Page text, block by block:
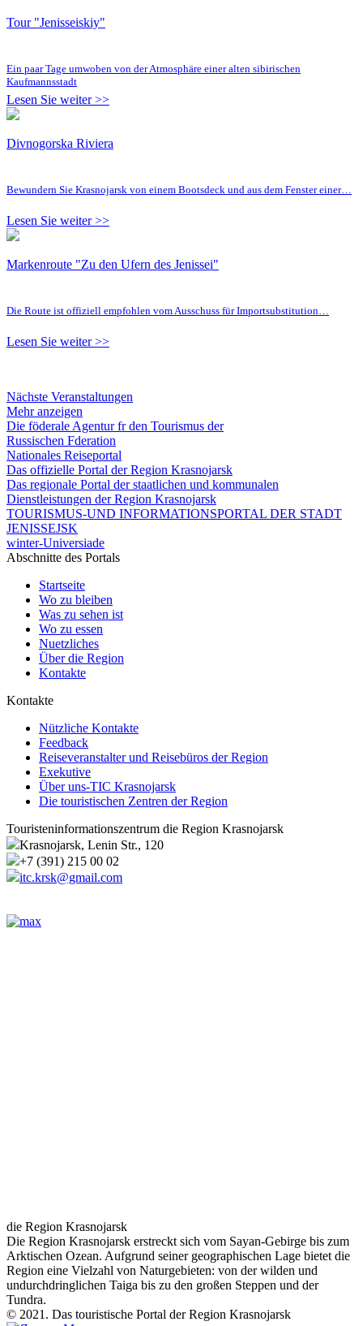
Tour "Jenisseiskiy"
Ein paar Tage umwoben von der Atmosphäre einer alten sibirischen
Kaufmannsstadt
Lesen Sie weiter >>
Divnogorska Riviera
Bewundern Sie Krasnojarsk von einem Bootsdeck und aus dem Fenster einer…
Lesen Sie weiter >>
Markenroute "Zu den Ufern des Jenissei"
Die Route ist offiziell empfohlen vom Ausschuss für Importsubstitution…
Lesen Sie weiter >>
Nächste Veranstaltungen
Mehr anzeigen
Die föderale Agentur fr den Tourismus der
Russischen Fderation
Nationales Reiseportal
Das offizielle Portal der Region Krasnojarsk
Das regionale Portal der staatlichen und kommunalen
Dienstleistungen der Region Krasnojarsk
TOURISMUS-UND INFORMATIONSPORTAL DER STADT
JENISSEJSK
winter-Universiade
Abschnitte des Portals
Startseite
Wo zu bleiben
Was zu sehen ist
Wo zu essen
Nuetzliches
Über die Region
Kontakte
Kontakte
Nützliche Kontakte
Feedback
Reiseveranstalter und Reisebüros der Region
Exekutive
Über uns-TIC Krasnojarsk
Die touristischen Zentren der Region
Touristeninformationszentrum die Region Krasnojarsk
Krasnojarsk, Lenin Str., 120
+7 (391) 215 00 02
itc.krsk@gmail.com
die Region Krasnojarsk
Die Region Krasnojarsk erstreckt sich vom Sayan-Gebirge bis zum
Arktischen Ozean. Aufgrund seiner geographischen Lage bietet die
Region eine Vielzahl von Naturgebieten: von der wilden und
undurchdringlichen Taiga bis zu den großen Steppen und der
Tundra.
© 2021. Das touristische Portal der Region Krasnojarsk